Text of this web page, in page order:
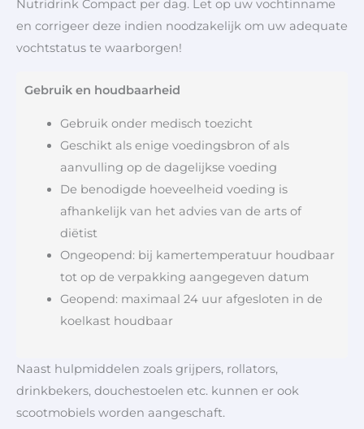
Nutridrink Compact per dag. Let op uw vochtinname
en corrigeer deze indien noodzakelijk om uw adequate
vochtstatus te waarborgen!
Gebruik en houdbaarheid
Gebruik onder medisch toezicht
Geschikt als enige voedingsbron of als
aanvulling op de dagelijkse voeding
De benodigde hoeveelheid voeding is
afhankelijk van het advies van de arts of
diëtist
Ongeopend: bij kamertemperatuur houdbaar
tot op de verpakking aangegeven datum
Geopend: maximaal 24 uur afgesloten in de
koelkast houdbaar
Naast hulpmiddelen zoals grijpers, rollators,
drinkbekers, douchestoelen etc. kunnen er ook
scootmobiels worden aangeschaft.